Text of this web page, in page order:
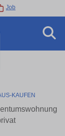
Job
KAUFEN